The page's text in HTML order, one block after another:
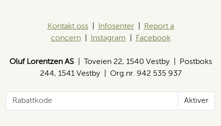
Kontakt oss| Infosenter|
Report a
concern| Instagram Facebook
Oluf Lorentzen AS| Toveien 22, 1540 Vestby | Postboks
244, 1541 Vestby | Org.nr. 942 535 937
Aktiver